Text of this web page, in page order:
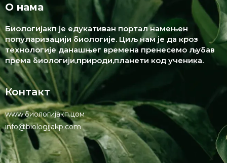
О нама
Биологијакп је едукативан портал намењен
популаризацији биологије. Циљ нам је да кроз
технологије данашњег времена пренесемо љубав
према биологији,природи,планети код ученика.
Контакт
www.биологијакп.цом
info@biologijakp.com